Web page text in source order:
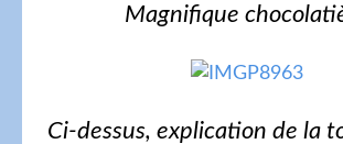
Magnifique
Ci-dessus, explication de la